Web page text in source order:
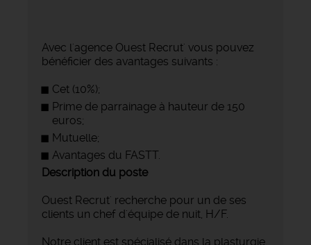
Avec l'agence Ouest Recrut' vous pouvez
bénéficier des avantages suivants :
Cet (10%);
Prime de parrainage à hauteur de 150
euros;
Mutuelle;
Avantages du FASTT.
Description du poste
Ouest Recrut' recherche pour un de ses
clients un chef d'équipe de nuit, H/F.
Notre client est spécialisé dans la plasturgie.